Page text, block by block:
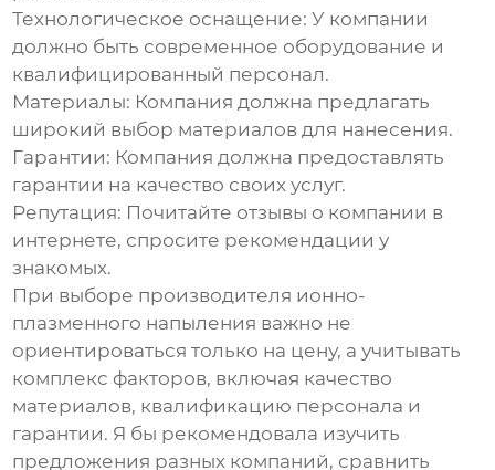
Технологическое оснащение: У компании
должно быть современное оборудование и
квалифицированный персонал.
Материалы: Компания должна предлагать
широкий выбор материалов для нанесения.
Гарантии: Компания должна предоставлять
гарантии на качество своих услуг.
Репутация: Почитайте отзывы о компании в
интернете, спросите рекомендации у
знакомых.
При выборе производителя ионно-
плазменного напыления важно не
ориентироваться только на цену, а учитывать
комплекс факторов, включая качество
материалов, квалификацию персонала и
гарантии. Я бы рекомендовала изучить
предложения разных компаний, сравнить